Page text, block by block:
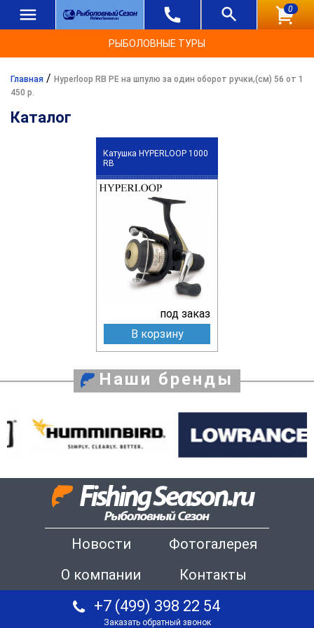
0
РЫБОЛОВНЫЕ ТУРЫ
Главная / Hyperloop RB PE на шпулю за один оборот ручки,(см) 56 от 1
450 р.
Каталог
Катушка HYPERLOOP 1000
RB
под заказ
В корзину
Наши бренды
Новости
Фотогалерея
О компании
Контакты
+7 (499) 398 22 54
Заказать обратный звонок